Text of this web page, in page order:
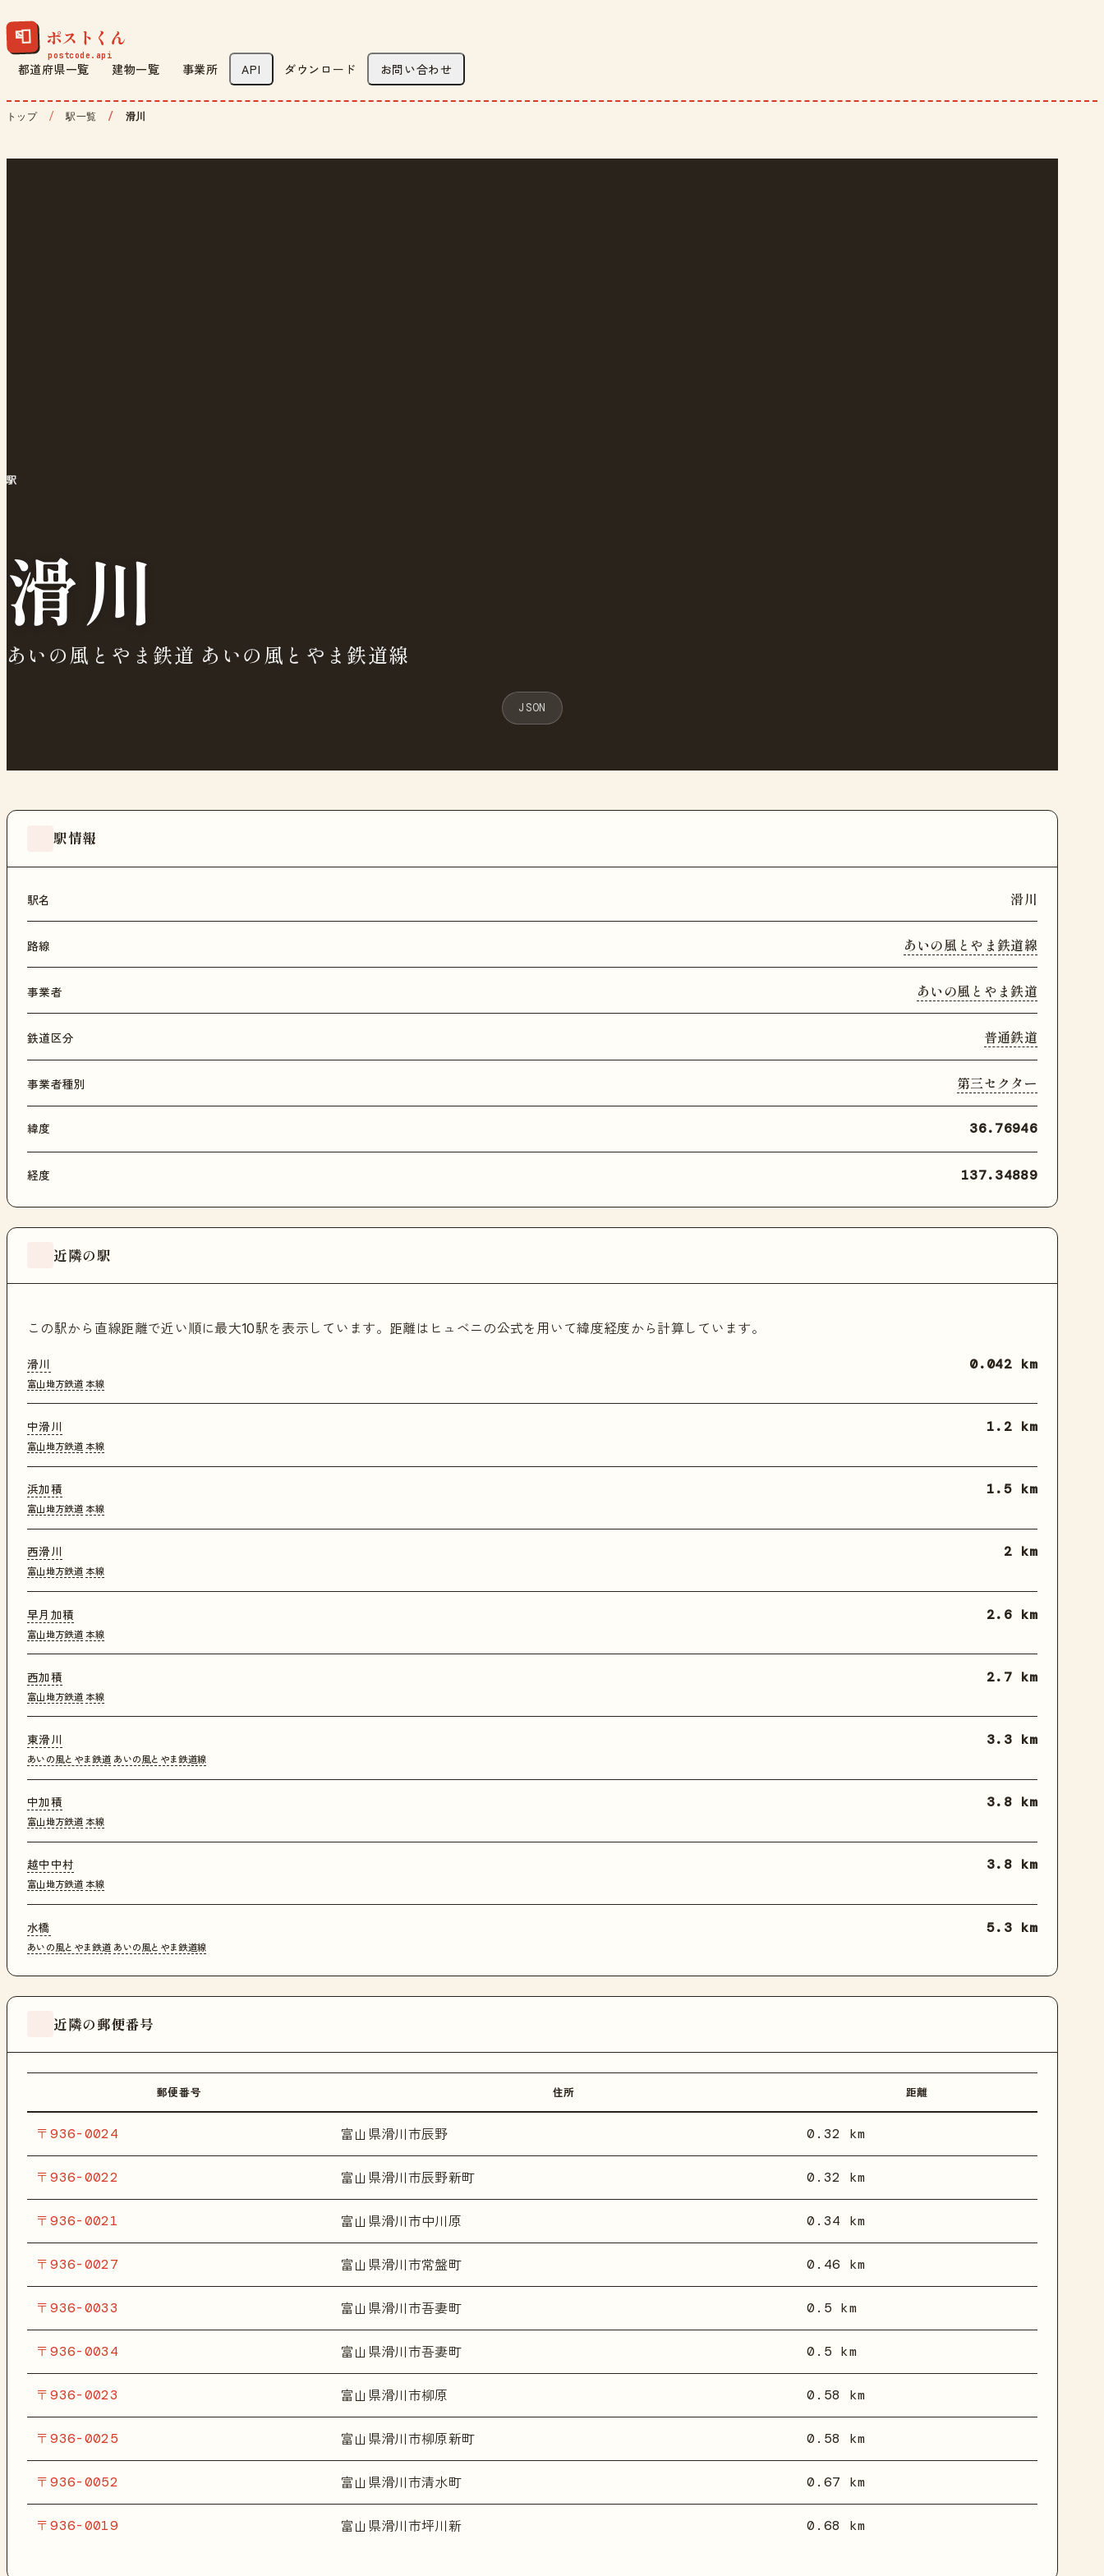
📮 ポストくん
都道府県一覧 建物一覧 事業所 API ダウンロード お問い合わせ
トップ 駅一覧 滑川
駅
滑川
あいの風とやま鉄道 あいの風とやま鉄道線
JSON
駅情報
駅名 滑川
路線 あいの風とやま鉄道線
事業者 あいの風とやま鉄道
鉄道区分 普通鉄道
事業者種別 第三セクター
緯度 36.76946
経度 137.34889
近隣の駅
この駅から直線距離で近い順に最大10駅を表示しています。距離はヒュベニの公式を用いて緯度経度から計算しています。
滑川
富山地方鉄道 本線
0.042 km
中滑川
富山地方鉄道 本線
1.2 km
浜加積
富山地方鉄道 本線
1.5 km
西滑川
富山地方鉄道 本線
2 km
早月加積
富山地方鉄道 本線
2.6 km
西加積
富山地方鉄道 本線
2.7 km
東滑川
あいの風とやま鉄道 あいの風とやま鉄道線
3.3 km
中加積
富山地方鉄道 本線
3.8 km
越中中村
富山地方鉄道 本線
3.8 km
水橋
あいの風とやま鉄道 あいの風とやま鉄道線
5.3 km
近隣の郵便番号
郵便番号 住所 距離
〒936-0024 富山県滑川市辰野 0.32 km
〒936-0022 富山県滑川市辰野新町 0.32 km
〒936-0021 富山県滑川市中川原 0.34 km
〒936-0027 富山県滑川市常盤町 0.46 km
〒936-0033 富山県滑川市吾妻町 0.5 km
〒936-0034 富山県滑川市吾妻町 0.5 km
〒936-0023 富山県滑川市柳原 0.58 km
〒936-0025 富山県滑川市柳原新町 0.58 km
〒936-0052 富山県滑川市清水町 0.67 km
〒936-0019 富山県滑川市坪川新 0.68 km